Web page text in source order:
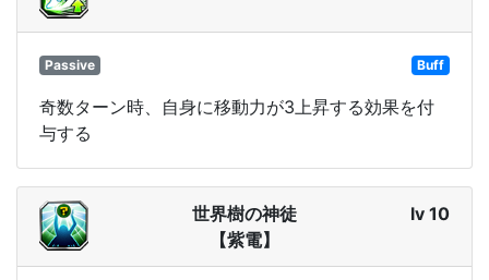
Passive Buff
奇数ターン時、自身に移動力が3上昇する効果を付
与する
世界樹の神徒
【紫電】
lv 10